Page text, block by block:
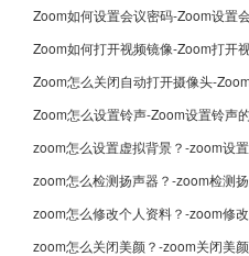
Zoom如何设置会议密码-Zoom设置
Zoom如何打开视频镜像-Zoom打开
Zoom怎么关闭自动打开摄像头-
Zoom怎么设置铃声-Zoom设置铃声
zoom怎么设置虚拟背景？-zoom设
zoom怎么检测扬声器？-zoom检测
zoom怎么修改个人资料？-zoom修
zoom怎么关闭美颜？-zoom关闭美